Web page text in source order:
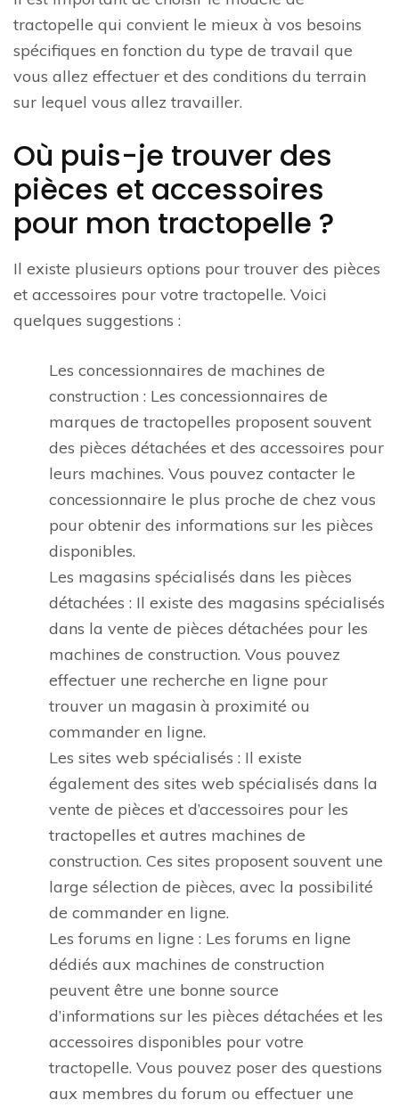
tractopelle qui convient le mieux à vos besoins
spécifiques en fonction du type de travail que
vous allez effectuer et des conditions du terrain
sur lequel vous allez travailler.
Où puis-je trouver des
pièces et accessoires
pour mon tractopelle ?
Il existe plusieurs options pour trouver des pièces
et accessoires pour votre tractopelle. Voici
quelques suggestions :
Les concessionnaires de machines de
construction : Les concessionnaires de
marques de tractopelles proposent souvent
des pièces détachées et des accessoires pour
leurs machines. Vous pouvez contacter le
concessionnaire le plus proche de chez vous
pour obtenir des informations sur les pièces
disponibles.
Les magasins spécialisés dans les pièces
détachées : Il existe des magasins spécialisés
dans la vente de pièces détachées pour les
machines de construction. Vous pouvez
effectuer une recherche en ligne pour
trouver un magasin à proximité ou
commander en ligne.
Les sites web spécialisés : Il existe
également des sites web spécialisés dans la
vente de pièces et d’accessoires pour les
tractopelles et autres machines de
construction. Ces sites proposent souvent une
large sélection de pièces, avec la possibilité
de commander en ligne.
Les forums en ligne : Les forums en ligne
dédiés aux machines de construction
peuvent être une bonne source
d’informations sur les pièces détachées et les
accessoires disponibles pour votre
tractopelle. Vous pouvez poser des questions
aux membres du forum ou effectuer une